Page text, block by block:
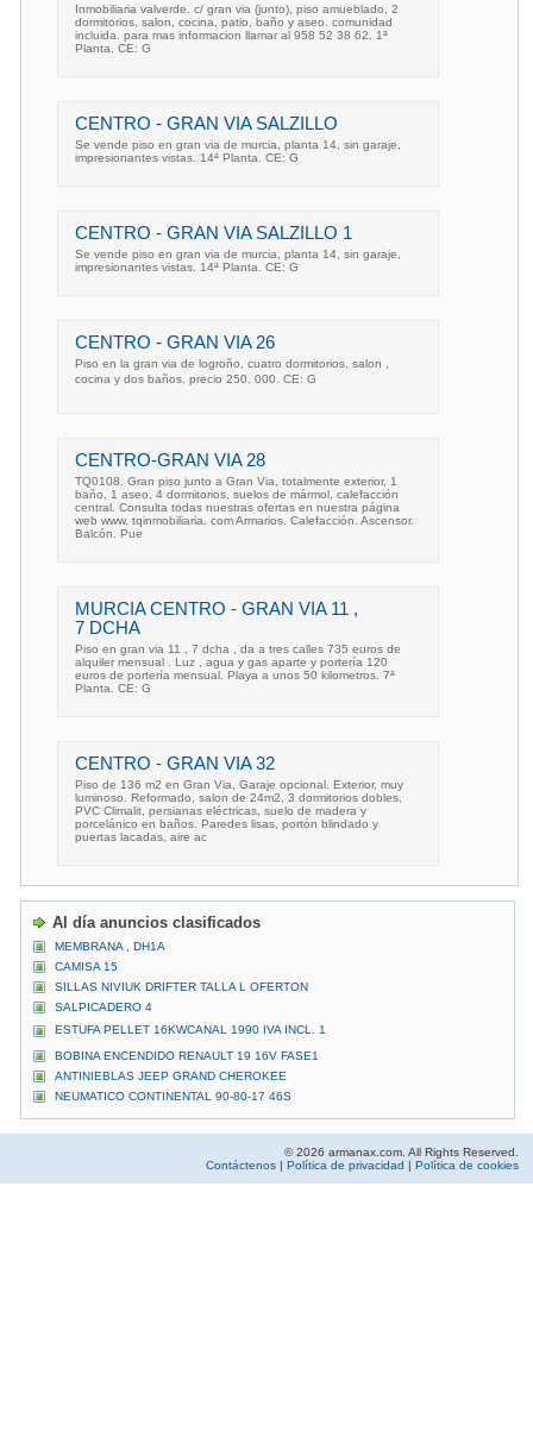
Inmobiliaria valverde. c/ gran via (junto), piso amueblado, 2
dormitorios, salon, cocina, patio, baño y aseo. comunidad
incluida. para mas informacion llamar al 958 52 38 62. 1ª
Planta. CE: G
CENTRO - GRAN VIA SALZILLO
Se vende piso en gran via de murcia, planta 14, sin garaje,
impresionantes vistas. 14ª Planta. CE: G
CENTRO - GRAN VIA SALZILLO 1
Se vende piso en gran via de murcia, planta 14, sin garaje,
impresionantes vistas. 14ª Planta. CE: G
CENTRO - GRAN VIA 26
Piso en la gran via de logroño, cuatro dormitorios, salon ,
cocina y dos baños. precio 250. 000. CE: G
CENTRO-GRAN VIA 28
TQ0108. Gran piso junto a Gran Via, totalmente exterior, 1
baño, 1 aseo, 4 dormitorios, suelos de mármol, calefacción
central. Consulta todas nuestras ofertas en nuestra página
web www. tqinmobiliaria. com Armarios. Calefacción. Ascensor.
Balcón. Pue
MURCIA CENTRO - GRAN VIA 11 ,
7 DCHA
Piso en gran via 11 , 7 dcha , da a tres calles 735 euros de
alquiler mensual . Luz , agua y gas aparte y portería 120
euros de portería mensual. Playa a unos 50 kilometros. 7ª
Planta. CE: G
CENTRO - GRAN VIA 32
Piso de 136 m2 en Gran Via, Garaje opcional. Exterior, muy
luminoso. Reformado, salon de 24m2, 3 dormitorios dobles,
PVC Climalit, persianas eléctricas, suelo de madera y
porcelánico en baños. Paredes lisas, portón blindado y
puertas lacadas, aire ac
Al día anuncios clasificados
MEMBRANA , DH1A
CAMISA 15
SILLAS NIVIUK DRIFTER TALLA L OFERTON
SALPICADERO 4
ESTUFA PELLET 16KWCANAL 1990 IVA INCL. 1
BOBINA ENCENDIDO RENAULT 19 16V FASE1
ANTINIEBLAS JEEP GRAND CHEROKEE
NEUMATICO CONTINENTAL 90-80-17 46S
© 2026 armanax.com. All Rights Reserved.
Contáctenos | Política de privacidad | Política de cookies